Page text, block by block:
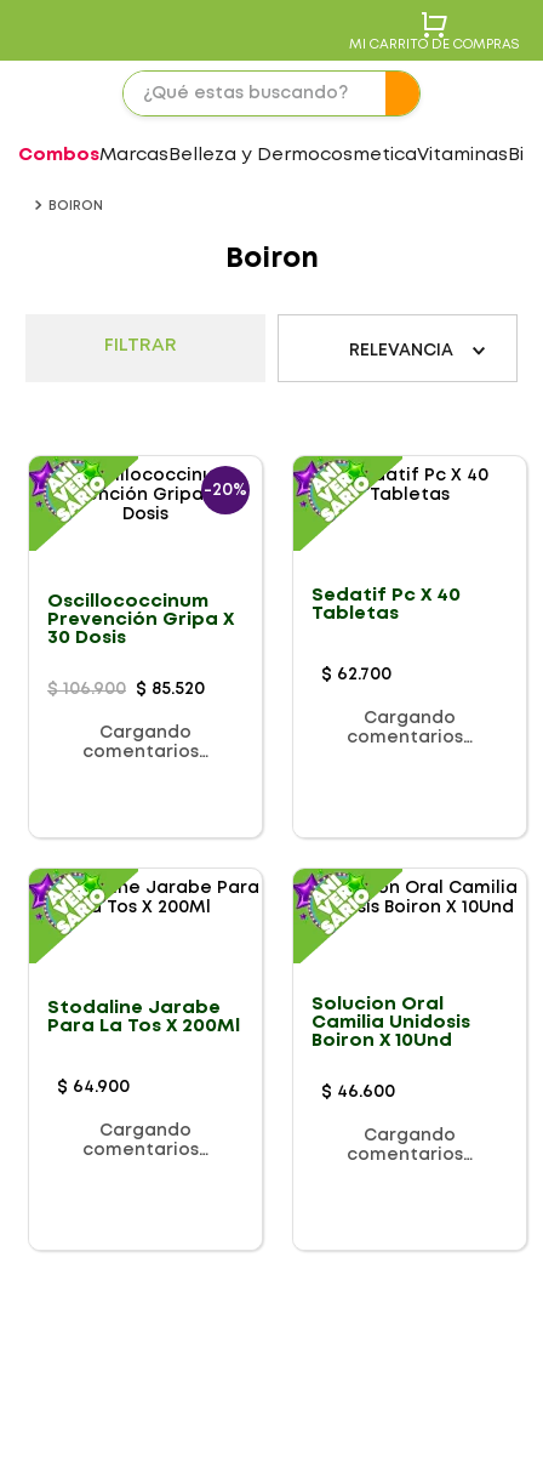
MI CARRITO DE COMPRAS
CombosMarcas Belleza y DermocosmeticaVitaminas
BOIRON
Boiron
FILTRAR RELEVANCIA
-20%
Oscillococcinum
Prevención Gripa X
30 Dosis
$ 106.900 $ 85.520
Cargando
comentarios…
Sedatif Pc X 40
Tabletas
$ 62.700
Cargando
comentarios…
Stodaline Jarabe
Para La Tos X 200Ml
$ 64.900
Cargando
comentarios…
Solucion Oral
Camilia Unidosis
Boiron X 10Und
$ 46.600
Cargando
comentarios…